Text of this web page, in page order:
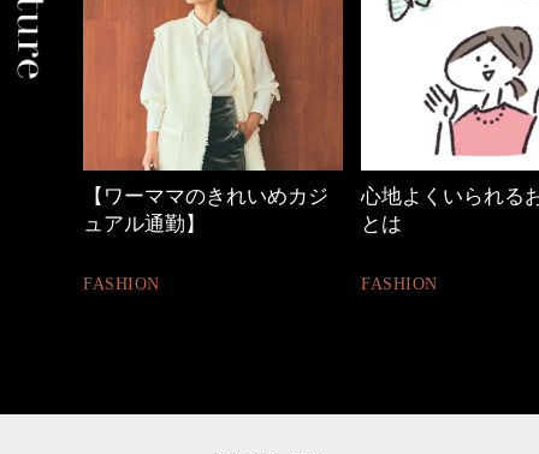
心地よくいられるおしゃれ
とは
FASHION
40代の小顔メイク